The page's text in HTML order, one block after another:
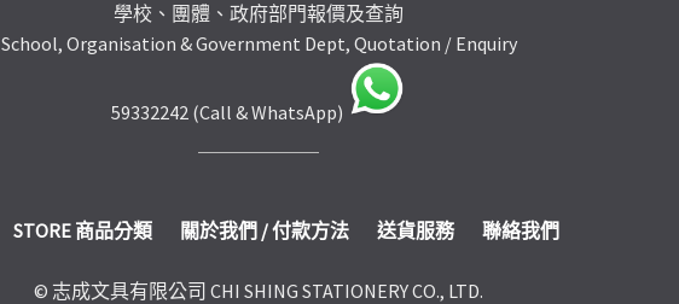
學校、團體、政府部門報價及查詢
School, Organisation & Government Dept, Quotation / Enquiry
59332242 (Call & WhatsApp)
STORE 商品分類 關於我們 / 付款方法 送貨服務 聯絡我們
© 志成文具有限公司 CHI SHING STATIONERY CO., LTD.